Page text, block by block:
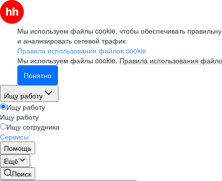
Мы используем файлы cookie, чтобы обеспечивать
и анализировать сетевой трафик.
Правила использования файлов cookie
Мы используем файлы cookie. Правила использования
Понятно
Ищу работу
Ищу работу
Ищу работу
Ищу сотрудника
Сервисы
Помощь
Ещё
Поиск